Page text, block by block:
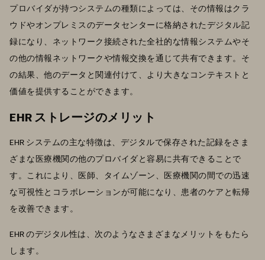
プロバイダが持つシステムの種類によっては、その情報はクラ
ウドやオンプレミスのデータセンターに格納されたデジタル記
録になり、ネットワーク接続された全社的な情報システムやそ
の他の情報ネットワークや情報交換を通じて共有できます。そ
の結果、他のデータと関連付けて、より大きなコンテキストと
価値を提供することができます。
EHR ストレージのメリット
EHR システムの主な特徴は、デジタルで保存された記録をさま
ざまな医療機関の他のプロバイダと容易に共有できることで
す。これにより、医師、タイムゾーン、医療機関の間での迅速
な可視性とコラボレーションが可能になり、患者のケアと転帰
を改善できます。
EHR のデジタル性は、次のようなさまざまなメリットをもたら
します。